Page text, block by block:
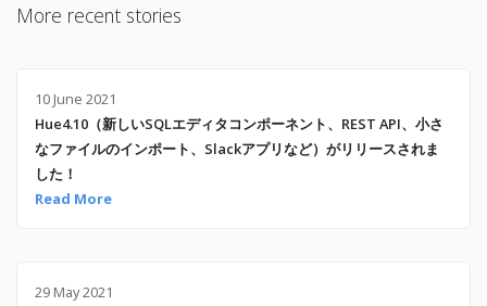
More recent stories
10 June 2021
Hue4.10（新しいSQLエディタコンポーネント、REST API、小さ
なファイルのインポート、Slackアプリなど）がリリースされま
した！
Read More
29 May 2021